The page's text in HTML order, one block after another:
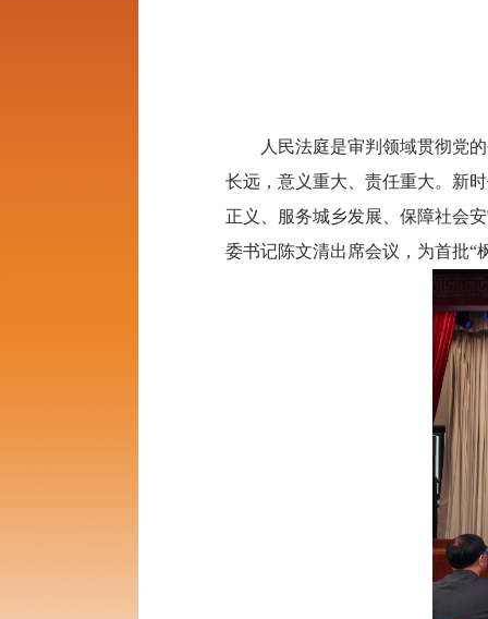
人民法庭是审判领域贯彻党的
长远，意义重大、责任重大。新
正义、服务城乡发展、保障社会
委书记陈文清出席会议，为首批“